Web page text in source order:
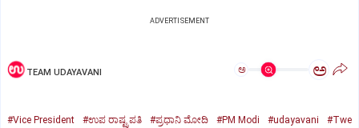
ADVERTISEMENT
TEAM UDAYAVANI ಅ ಅ
#Vice President #ಉಪ ರಾಷ್ಟ್ರಪತಿ #ಪ್ರಧಾನಿ ಮೋದಿ #PM Modi #udayavani
#Twe